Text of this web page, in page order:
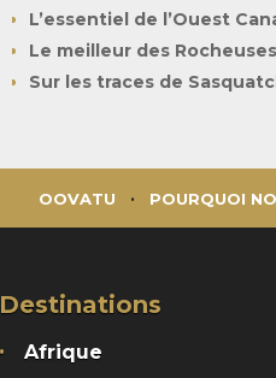
L’essentiel de l’Ouest
Le meilleur des
Sur les traces de
OOVATU POURQUOI
Destinations
Afrique